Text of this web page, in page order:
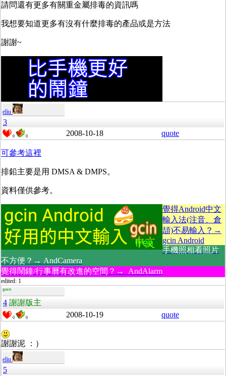
請問還有更多有關重金屬排毒的資訊嗎
我想要知道更多有沒有什麼排毒的產品或是方法
謝謝~
eliu
3
0 0 2008-10-18 quote
可參考這裡
排鉛主要是用 DMSA & DMPS。
資料僅供參考。
覺得Android中文
輸入法(注音、倉
頡)不易輸入？→
gcin Android
手機照相看照片
不方便？→ AndCamera
覺得鬧鐘/行事曆有改進的空間？→ AndAlarm
edited: 1
guest
4 謝謝版主
0 0 2008-10-19 quote
謝謝泥 ：）
eliu
5